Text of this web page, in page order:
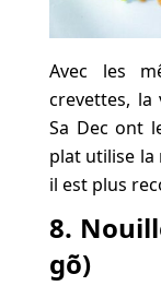
Avec les
crevettes, la
Sa Dec ont
plat utilise la
il est plus
8.
gõ)